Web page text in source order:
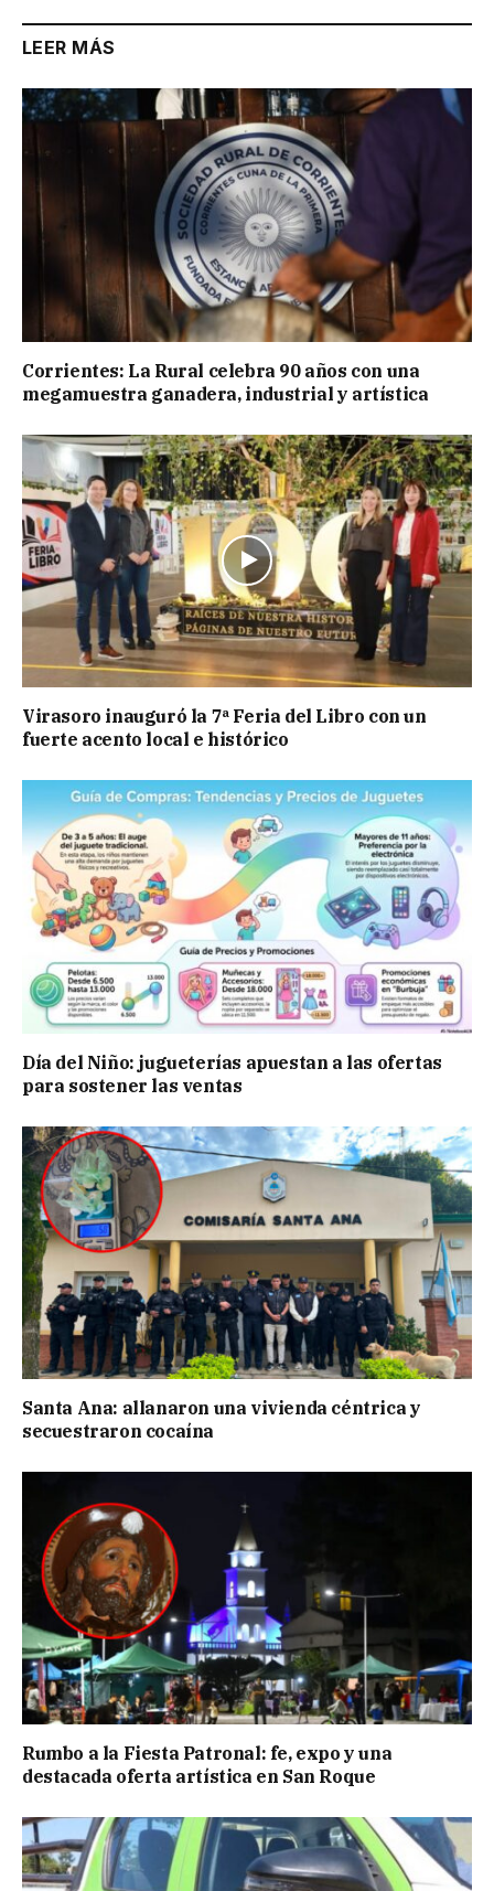
LEER MÁS
Corrientes: La Rural celebra 90 años con una
megamuestra ganadera, industrial y artística
Virasoro inauguró la 7ª Feria del Libro con un
fuerte acento local e histórico
Día del Niño: jugueterías apuestan a las ofertas
para sostener las ventas
Santa Ana: allanaron una vivienda céntrica y
secuestraron cocaína
Rumbo a la Fiesta Patronal: fe, expo y una
destacada oferta artística en San Roque